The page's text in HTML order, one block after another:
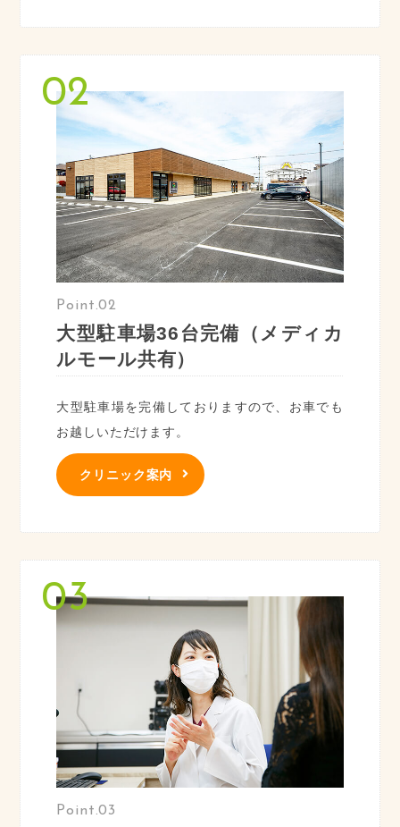
Point.02
大型駐車場36台完備（メディカ
ルモール共有）
大型駐車場を完備しておりますので、お車でも
お越しいただけます。
クリニック案内
Point.03